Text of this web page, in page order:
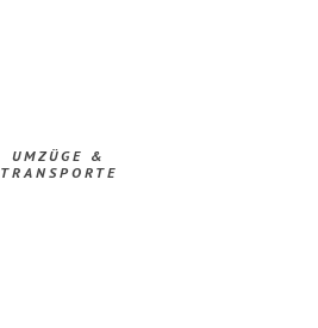
UMZÜGE &
TRANSPORTE